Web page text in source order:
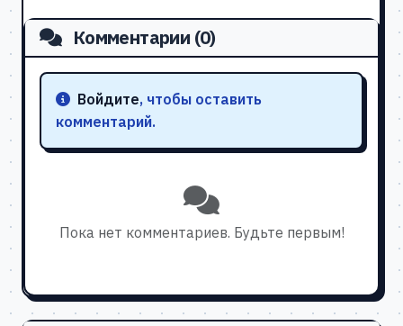
Комментарии (0)
Войдите, чтобы оставить
комментарий.
Пока нет комментариев. Будьте первым!